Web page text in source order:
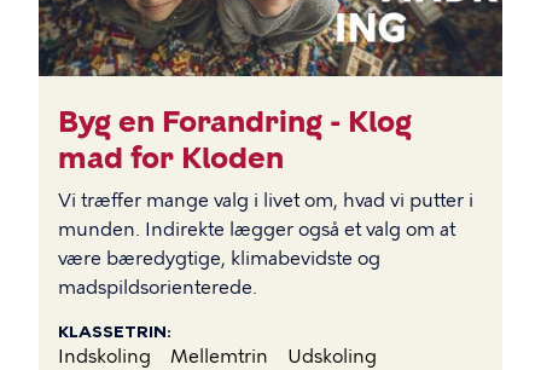
Byg en Forandring - Klog
mad for Kloden
Vi træffer mange valg i livet om, hvad vi putter i
munden. Indirekte lægger også et valg om at
være bæredygtige, klimabevidste og
madspildsorienterede.
KLASSETRIN
Indskoling Mellemtrin
Udskoling